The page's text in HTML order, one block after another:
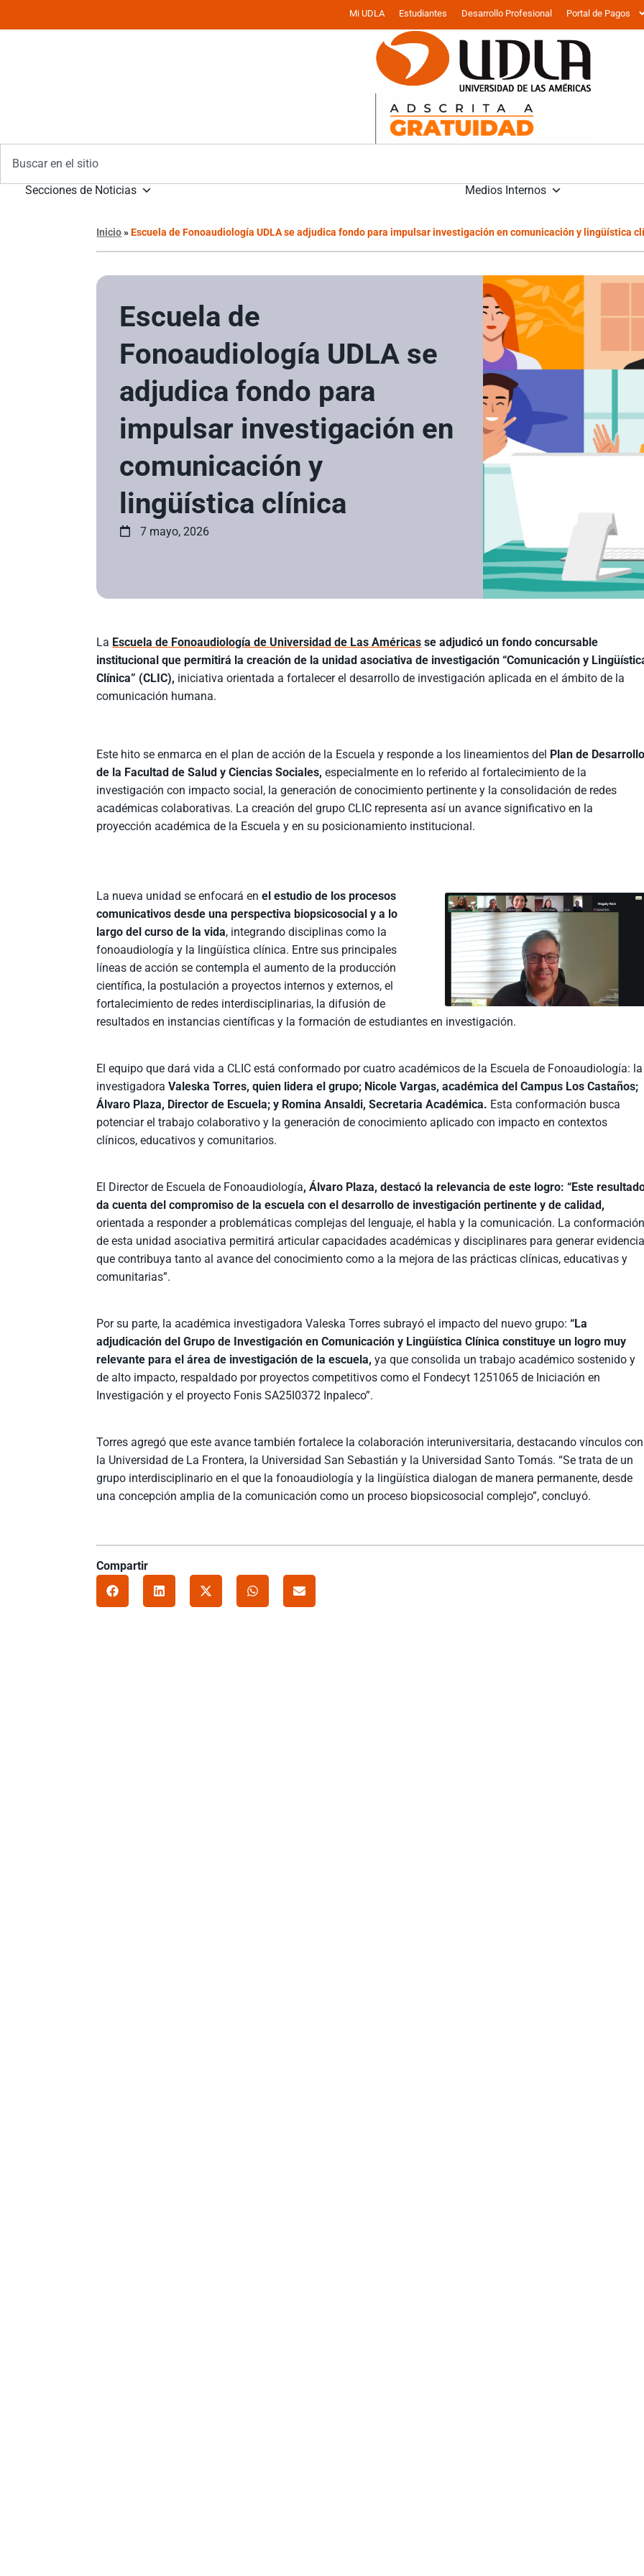
Mi UDLA Estudiantes Desarrollo Profesional Portal de Pagos
Secciones de Noticias Medios Internos
Inicio»Escuela de Fonoaudiología UDLA se adjudica fondo para impulsar investigación en comunicación y lingüística
Escuela de
Fonoaudiología UDLA se
adjudica fondo para
impulsar investigación en
comunicación y
lingüística clínica
7 mayo, 2026
La Escuela de Fonoaudiología de Universidad de Las Américas se adjudicó un fondo concursable
institucional que permitirá la creación de la unidad asociativa de investigación “Comunicación y
Clínica” (CLIC), iniciativa orientada a fortalecer el desarrollo de investigación aplicada en el ámbito de la
comunicación humana.
Este hito se enmarca en el plan de acción de la Escuela y responde a los lineamientos del Plan de
de la Facultad de Salud y Ciencias Sociales, especialmente en lo referido al fortalecimiento de la
investigación con impacto social, la generación de conocimiento pertinente y la consolidación de redes
académicas colaborativas. La creación del grupo CLIC representa así un avance significativo en la
proyección académica de la Escuela y en su posicionamiento institucional.
La nueva unidad se enfocará enel estudio de los procesos
comunicativos desde una perspectiva biopsicosocial y a lo
largo del curso de la vida, integrando disciplinas como la
fonoaudiología y la lingüística clínica. Entre sus principales
líneas de acción se contempla el aumento de la producción
científica, la postulación a proyectos internos y externos, el
fortalecimiento de redes interdisciplinarias, la difusión de
resultados en instancias científicas y la formación de estudiantes en investigación.
El equipo que dará vida a CLIC está conformado por cuatro académicos de la Escuela de Fonoaudiología: la
investigadoraValeska Torres, quien lidera el grupo; Nicole Vargas, académica del Campus Los Castaños;
Álvaro Plaza, Director de Escuela; y Romina Ansaldi, Secretaria Académica. Esta conformación busca
potenciar el trabajo colaborativo y la generación de conocimiento aplicado con impacto en contextos
clínicos, educativos y comunitarios.
El Director de Escuela de Fonoaudiología, Álvaro Plaza, destacó la relevancia de este logro: “Este
da cuenta del compromiso de la escuela con el desarrollo de investigación pertinente y de calidad,
orientada a responder a problemáticas complejas del lenguaje, el habla y la comunicación. La
de esta unidad asociativa permitirá articular capacidades académicas y disciplinares para generar
que contribuya tanto al avance del conocimiento como a la mejora de las prácticas clínicas, educativas y
comunitarias”.
Por su parte, la académica investigadora Valeska Torres subrayó el impacto del nuevo grupo:“La
adjudicación del Grupo de Investigación en Comunicación y Lingüística Clínica constituye un logro muy
relevante para el área de investigación de la escuela, ya que consolida un trabajo académico sostenido y
de alto impacto, respaldado por proyectos competitivos como el Fondecyt 1251065 de Iniciación en
Investigación y el proyecto Fonis SA25I0372 Inpaleco”.
Torres agregó que este avance también fortalece la colaboración interuniversitaria, destacando vínculos con
la Universidad de La Frontera, la Universidad San Sebastián y la Universidad Santo Tomás. “Se trata de un
grupo interdisciplinario en el que la fonoaudiología y la lingüística dialogan de manera permanente, desde
una concepción amplia de la comunicación como un proceso biopsicosocial complejo”, concluyó.
Compartir